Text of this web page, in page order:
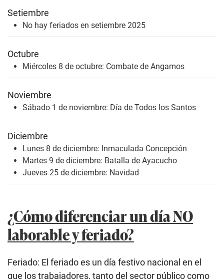
Setiembre
No hay feriados en setiembre 2025
Octubre
Miércoles 8 de octubre: Combate de Angamos
Noviembre
Sábado 1 de noviembre: Día de Todos los Santos
Diciembre
Lunes 8 de diciembre: Inmaculada Concepción
Martes 9 de diciembre: Batalla de Ayacucho
Jueves 25 de diciembre: Navidad
¿Cómo diferenciar un día NO
laborable y feriado?
Feriado: El feriado es un día festivo nacional en el
que los trabajadores, tanto del sector público como